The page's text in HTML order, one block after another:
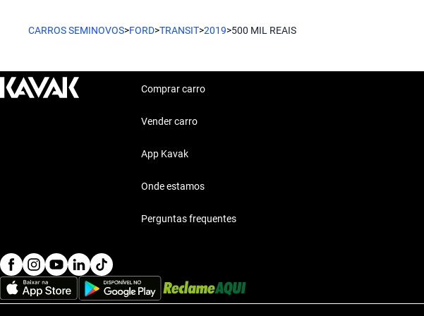
Segurança: Sistemas de seguridad
Conforto: Confort premium
passeios com a família. Um verdadeiro coringa nas suas necessidades.
Compacto e econômico, o Ford Fiesta é a escolha prática para o dia a dia.
CARROS SEMINOVOS>FORD>TRANSIT>2019>500 MIL REAIS
Comprar carro
Vender carro
App Kavak
Onde estamos
Perguntas frequentes